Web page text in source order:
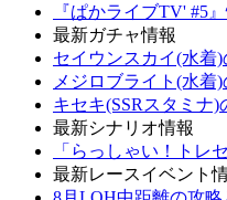
『ぱかライブTV' #5
最新ガチャ情報
セイウンスカイ(水着
メジロブライト(水着
キセキ(SSRスタミナ)
最新シナリオ情報
「らっしゃい！トレ
最新レースイベント